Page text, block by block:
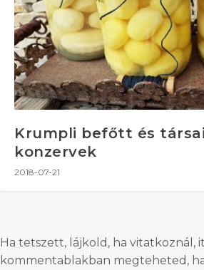
Krumpli befőtt és
konzervek
2018-07-21
Ha tetszett, lájkold, ha vitatkoznál,
kommentablakban megteheted,